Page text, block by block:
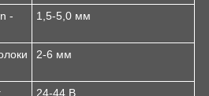
-
1,5-5,0 мм
2-6 мм
24-44 В